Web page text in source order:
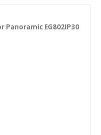
Panoramic EG802IP30